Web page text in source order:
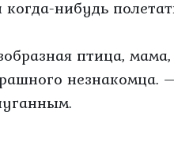
нибудь
птица,
незнакомца.